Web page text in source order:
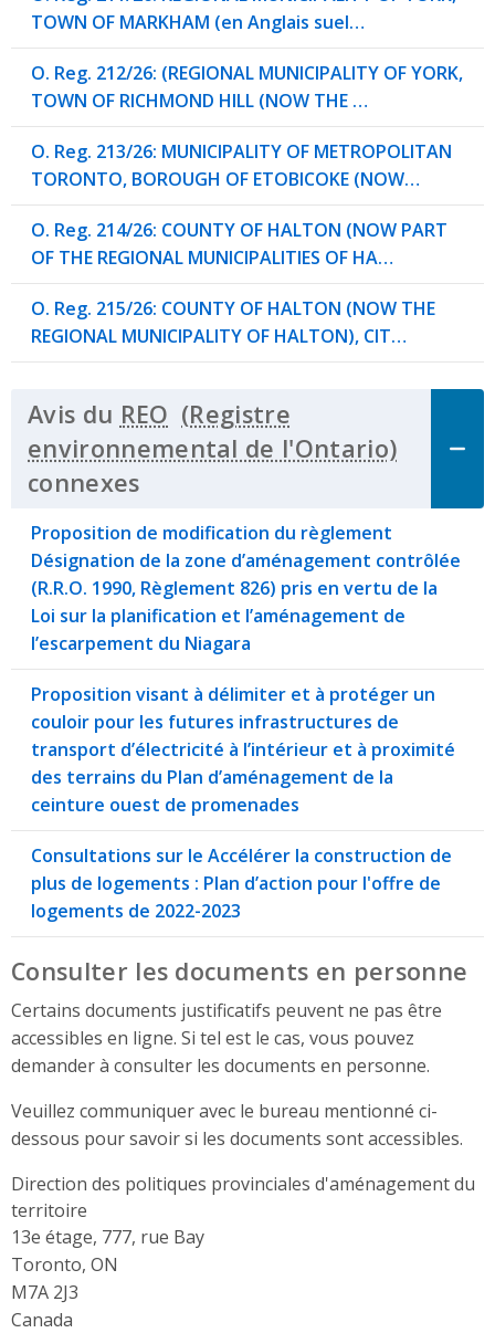
TOWN OF MARKHAM (en Anglais suel…
O. Reg. 212/26: (REGIONAL MUNICIPALITY OF YORK,
TOWN OF RICHMOND HILL (NOW THE …
O. Reg. 213/26: MUNICIPALITY OF METROPOLITAN
TORONTO, BOROUGH OF ETOBICOKE (NOW…
O. Reg. 214/26: COUNTY OF HALTON (NOW PART
OF THE REGIONAL MUNICIPALITIES OF HA…
O. Reg. 215/26: COUNTY OF HALTON (NOW THE
REGIONAL MUNICIPALITY OF HALTON), CIT…
Avis du REO
connexes
Proposition de modification du règlement
Désignation de la zone d’aménagement contrôlée
(R.R.O. 1990, Règlement 826) pris en vertu de la
Loi sur la planification et l’aménagement de
l’escarpement du Niagara
Proposition visant à délimiter et à protéger un
couloir pour les futures infrastructures de
transport d’électricité à l’intérieur et à proximité
des terrains du Plan d’aménagement de la
ceinture ouest de promenades
Consultations sur le Accélérer la construction de
plus de logements : Plan d’action pour l'offre de
logements de 2022-2023
Consulter les documents en personne
Certains documents justificatifs peuvent ne pas être
accessibles en ligne. Si tel est le cas, vous pouvez
demander à consulter les documents en personne.
Veuillez communiquer avec le bureau mentionné ci-
dessous pour savoir si les documents sont accessibles.
Direction des politiques provinciales d'aménagement du
territoire
Address
13e étage, 777, rue Bay
Toronto, ON
M7A 2J3
Canada